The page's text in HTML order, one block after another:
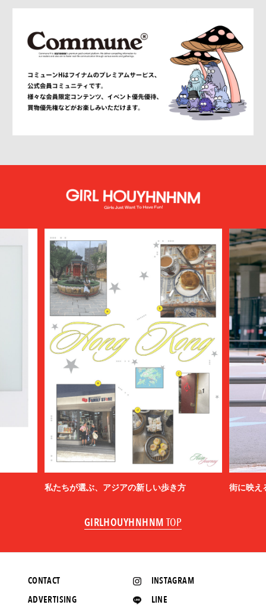
私たちが選ぶ、アジアの新しい歩き方 街に映え
GIRLHOUYHNHNM TOP
INSTAGRAM
LINE
CONTACT
ADVERTISING